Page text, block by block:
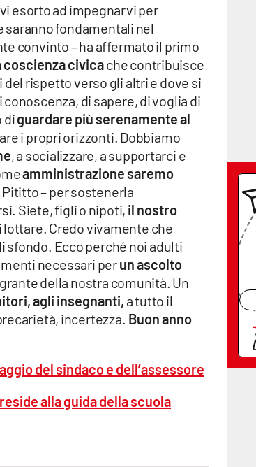
esorto ad impegnarvi per
fondamentali nel
convinto – ha affermato il primo
civicache contribuisce
rispetto verso gli altri e dove si
di sapere, di voglia di
diguardare più serenamente al
i propri orizzonti. Dobbiamo
, a socializzare, a supportarci e
amministrazione saremo
– per sostenerla
Siete, figli o nipoti, il nostro
lottare. Credo vivamente che
sfondo. Ecco perché noi adulti
necessari perun ascolto
della nostra comunità. Un
agli insegnanti, a tutto il
incertezza. Buon anno
del sindaco e dell’assessore
alla guida della scuola